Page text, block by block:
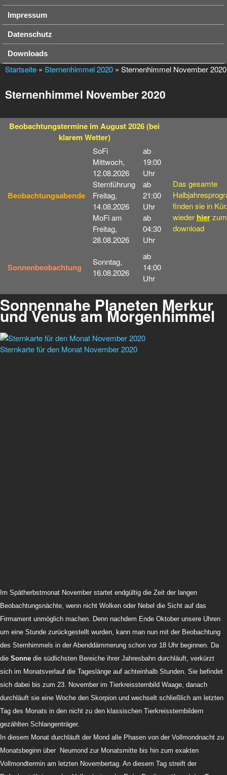
Impressum
Datenschutz
Downloads
Startseite » Sternenhimmel 2020 » Sternenhimmel November 2020
Sternenhimmel November 2020
Beobachtungstermine im August 2026(bei
klarem Wetter)
Beobachtungsabende
SoFi
Mittwoch,
12.08.2026
Sternführung
Freitag,
14.08.2026
MoFi am
Freitag,
28.08.2026
ab
19:00
Uhr
ab
21:00
Uhr
ab
04:30
Uhr
Sonnenbeobachtung
Sonntag,
16.08.2026
ab
14:00
Uhr
Das gesamte
finden sie in
wieder hierzum
download
Sonnennahe Planeten Merkur
und Venus am Morgenhimmel
Sternkarte für den Monat November 2020
Im Spätherbstmonat November startet endgültig die Zeit der langen
Beobachtungsnächte, wenn nicht Wolken oder Nebel die Sicht auf das
Firmament unmöglich machen. Denn nachdem Ende Oktober unsere Uhren
um eine Stunde zurückgestellt wurden, kann man nun mit der Beobachtung
des Sternhimmels in der Abenddämmerung schon vor 18 Uhr beginnen. Da
die Sonne die südlichsten Bereiche ihrer Jahresbahn durchläuft, verkürzt
sich im Monatsverlauf die Tageslänge auf achteinhalb Stunden. Sie befindet
sich dabei bis zum 23. November im Tierkreissternbild Waage, danach
durchläuft sie eine Woche den Skorpion und wechselt schließlich am letzten
Tag des Monats in den nicht zu den klassischen Tierkreissternbildern
gezählten Schlangenträger.
In diesem Monat durchläuft der Mond alle Phasen von der Vollmondnacht zu
Monatsbeginn über Neumond zur Monatsmitte bis hin zum exakten
Vollmondtermin am letzten Novembertag. An diesem Tag streift der